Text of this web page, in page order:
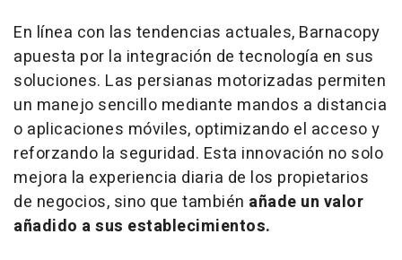
En línea con las tendencias actuales, Barnacopy
apuesta por la integración de tecnología en sus
soluciones. Las persianas motorizadas permiten
un manejo sencillo mediante mandos a distancia
o aplicaciones móviles, optimizando el acceso y
reforzando la seguridad. Esta innovación no solo
mejora la experiencia diaria de los propietarios
de negocios, sino que también añade un valor
añadido a sus establecimientos.